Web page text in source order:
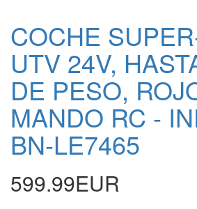
COCHE
UTV 24V,
DE PESO,
MANDO RC -
BN-LE7465
599.99EUR